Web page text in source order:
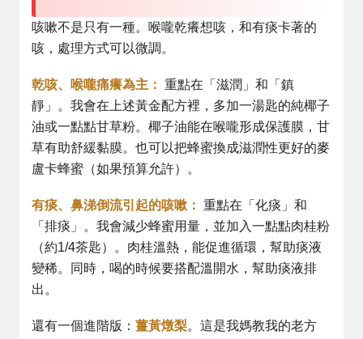
咳嗽不是只有一種。喉嚨乾癢想咳，和有痰卡著的
咳，處理方式可以微調。
乾咳、喉嚨痛癢為主： 重點在「滋潤」和「鎮
靜」。我會在上述黃金配方裡，多加一湯匙的純椰子
油或一點點甘草粉。椰子油能在喉嚨形成保護膜，甘
草有助舒緩黏膜。也可以把蜂蜜換成滋潤性更好的麥
盧卡蜂蜜（如果預算允許）。
有痰、鼻涕倒流引起的咳嗽： 重點在「化痰」和
「排痰」。我會減少蜂蜜用量，並加入一點點肉桂粉
（約1/4茶匙）。肉桂溫熱，能促進循環，幫助痰液
變稀。同時，喝的時候要搭配溫開水，幫助痰液排
出。
還有一個進階版： 薑黃燉梨。這是我媽教我的老方